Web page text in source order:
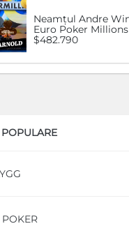
Neamțul Andre
Euro Poker
$482.790